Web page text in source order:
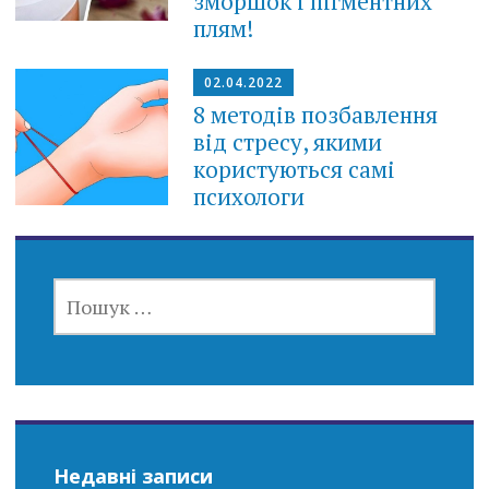
плям!
02.04.2022
8 методів позбавлення
від стресу, якими
користуються самі
психологи
Недавні записи